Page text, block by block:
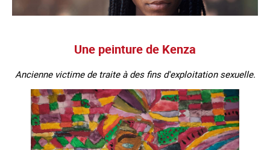
Une peinture de Kenza
Ancienne victime de traite à des fins d'exploitation sexuelle.